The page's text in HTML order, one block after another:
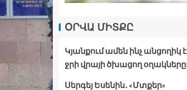
ՕՐՎԱ ՄԻՏՔԸ
Կյանքում ամեն ինչ անցողիկ
ջրի վրայի ծխացող
Սերգեյ Եսենին․ «Մտքեր»